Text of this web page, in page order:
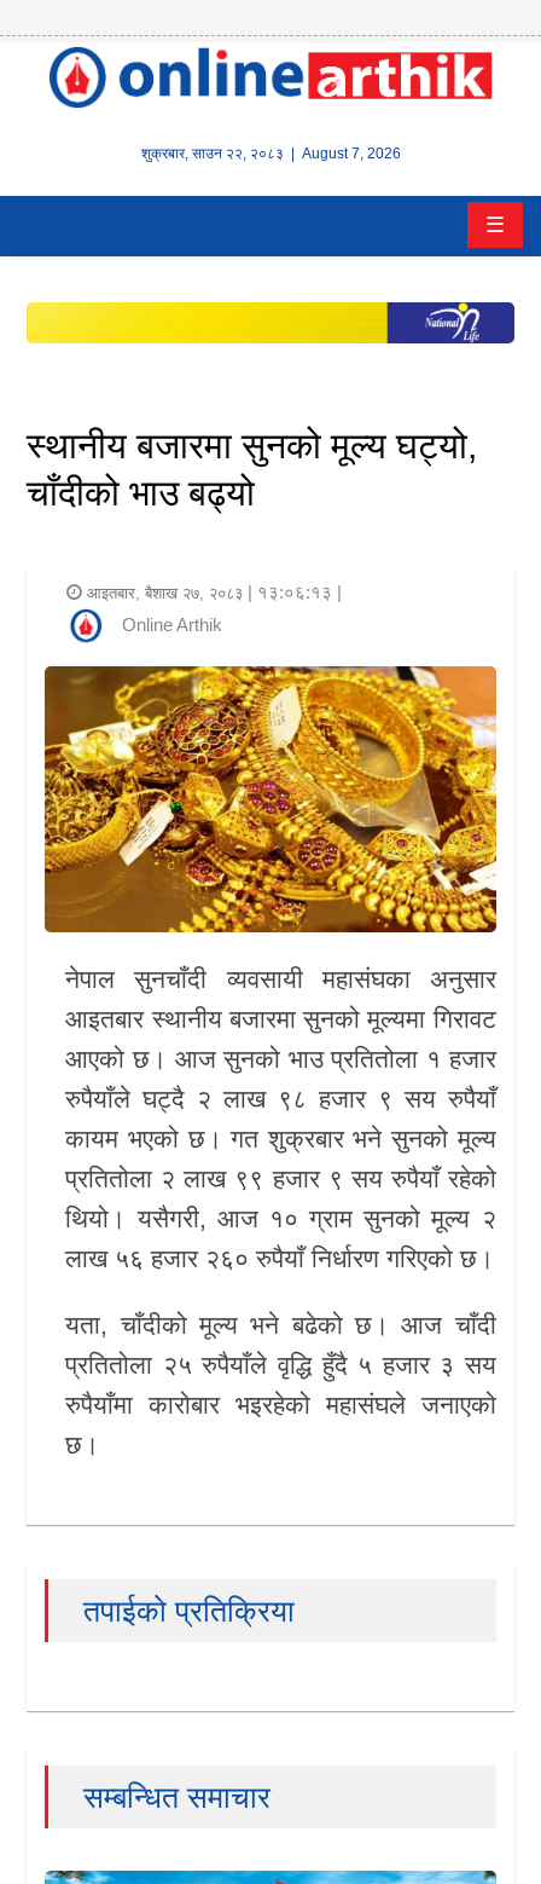
शुक्रबार, साउन २२, २०८३ | August 7, 2026
होम
वित्त
इन्स्योरेन्स
पूँजीबजार
अटो
राजनीति
भिडियो
अन्य
समाचार
सूचना
शिक्षा
स्वास्थ्य
खेलकुद
Unicode
☰
स्थानीय बजारमा सुनको मूल्य घट्यो,
चाँदीको भाउ बढ्यो
आइतबार, बैशाख २७, २०८३ | १३:०६:१३ |
Online Arthik
नेपाल सुनचाँदी व्यवसायी महासंघका अनुसार
आइतबार स्थानीय बजारमा सुनको मूल्यमा गिरावट
आएको छ। आज सुनको भाउ प्रतितोला १ हजार
रुपैयाँले घट्दै २ लाख ९८ हजार ९ सय रुपैयाँ
कायम भएको छ। गत शुक्रबार भने सुनको मूल्य
प्रतितोला २ लाख ९९ हजार ९ सय रुपैयाँ रहेको
थियो। यसैगरी, आज १० ग्राम सुनको मूल्य २
लाख ५६ हजार २६० रुपैयाँ निर्धारण गरिएको छ।
यता, चाँदीको मूल्य भने बढेको छ। आज चाँदी
प्रतितोला २५ रुपैयाँले वृद्धि हुँदै ५ हजार ३ सय
रुपैयाँमा कारोबार भइरहेको महासंघले जनाएको
छ।
तपाईको प्रतिक्रिया
सम्बन्धित समाचार